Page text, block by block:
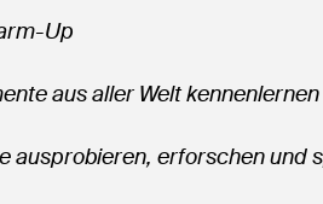
Up
aus aller Welt
ausprobieren, erforschen und